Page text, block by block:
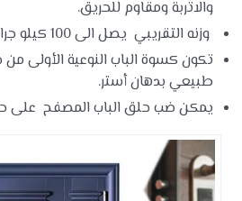
والاتربة ومقاوم للحريق.
وزنه التقريبي يصل الى 100 كيلو جرام بالحلق.
طبيعي بدهان أستر.
يمكن ضب حلق الباب المصفح على